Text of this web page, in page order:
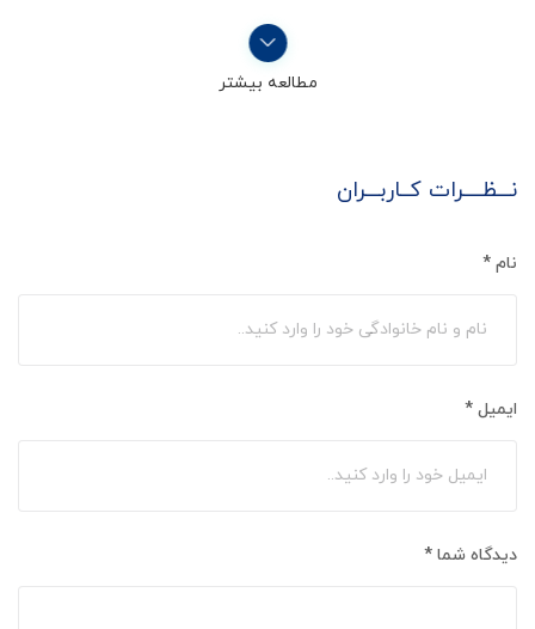
مطالعه بیشتر
نـــظــــرات کــاربـــران
نام *
ایمیل *
دیدگاه شما *